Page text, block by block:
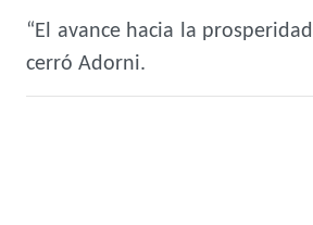
“El avance hacia la
cerró Adorni.